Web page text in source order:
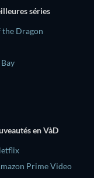
séries
the Dragon
en VàD
Prime Video